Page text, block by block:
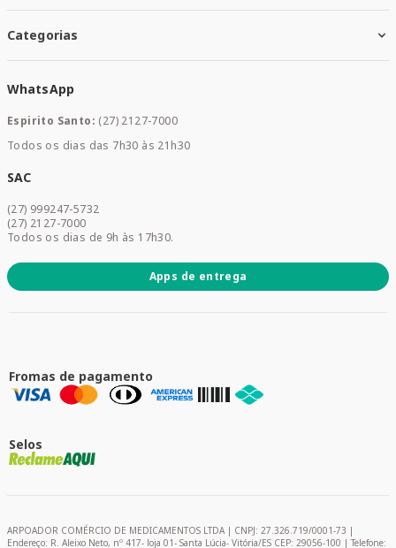
Santa Mais Serviços
Santa Mais Convenios
Meus Pedidos
Categorias
Saúde e Bem-estar
Mamães e Bebê
Dermocosméticos
Promoções
WhatsApp
Espirito Santo: (27) 2127-7000
Todos os dias das 7h30 às 21h30
SAC
(27) 999247-5732
(27) 2127-7000
Todos os dias de 9h às 17h30.
Apps de entrega
Fromas de pagamento
Selos
ARPOADOR COMÉRCIO DE MEDICAMENTOS LTDA | CNPJ: 27.326.719/0001-73 |
Endereço: R. Aleixo Neto, nº 417- loja 01- Santa Lúcia- Vitória/ES CEP: 29056-100 | Telefone: